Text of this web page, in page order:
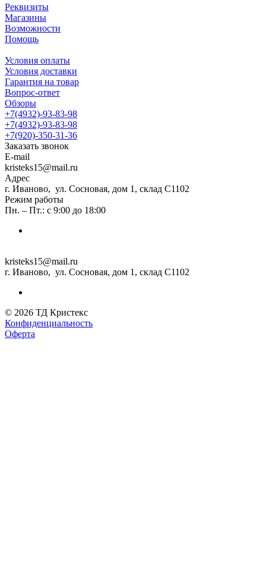
Реквизиты
Магазины
Возможности
Помощь
Условия оплаты
Условия доставки
Гарантия на товар
Вопрос-ответ
Обзоры
+7(4932)-93-83-98
+7(4932)-93-83-98
+7(920)-350-31-36
Заказать звонок
E-mail
kristeks15@mail.ru
Адрес
г. Иваново, ул. Сосновая, дом 1, склад С1102
Режим работы
Пн. – Пт.: с 9:00 до 18:00
kristeks15@mail.ru
г. Иваново, ул. Сосновая, дом 1, склад С1102
© 2026 ТД Кристекс
Конфиденциальность
Оферта